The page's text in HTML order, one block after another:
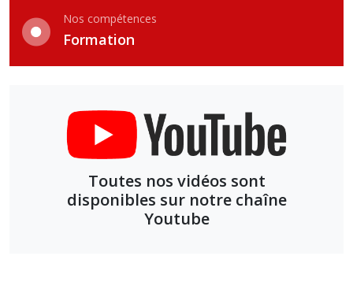
Nos compétences
Formation
Toutes nos vidéos sont
disponibles sur notre chaîne
Youtube